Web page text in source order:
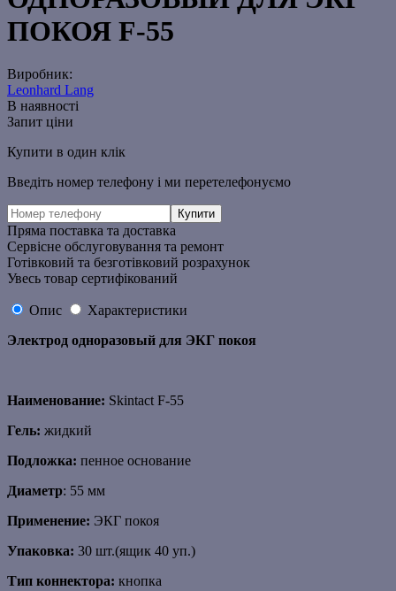
ПОКОЯ F-55
Виробник:
Leonhard Lang
В наявності
Запит ціни
Купити в один клік
Введіть номер телефону і ми перетелефонуємо
Пряма поставка та доставка
Сервісне обслуговування та ремонт
Готівковий та безготівковий розрахунок
Увесь товар сертифікований
Опис
Характеристики
Электрод одноразовый для ЭКГ покоя
Наименование: Skintact F-55
Гель: жидкий
Подложка: пенное основание
Диаметр: 55 мм
Применение: ЭКГ покоя
Упаковка: 30 шт.(ящик 40 уп.)
Тип коннектора: кнопка